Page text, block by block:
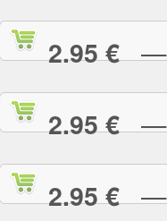
2.95 €—
2.95 €—
2.95 €—